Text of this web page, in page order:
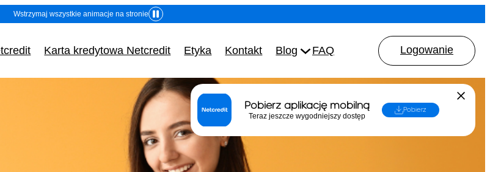
Wstrzymaj wszystkie animacje na stronie
Pobierz aplikację mobilną
Teraz jeszcze wygodniejszy dostęp
Pobierz
Karta kredytowa Netcredit Etyka Kontakt Blog FAQ Logowanie
(siedziba) kredytodawcy lub pośrednika